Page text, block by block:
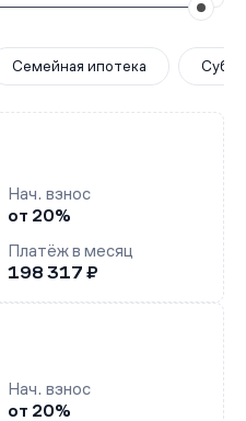
Семейная ипотека
Нач. взнос
от 20%
Платёж в месяц
198 317 ₽
Нач. взнос
от 20%